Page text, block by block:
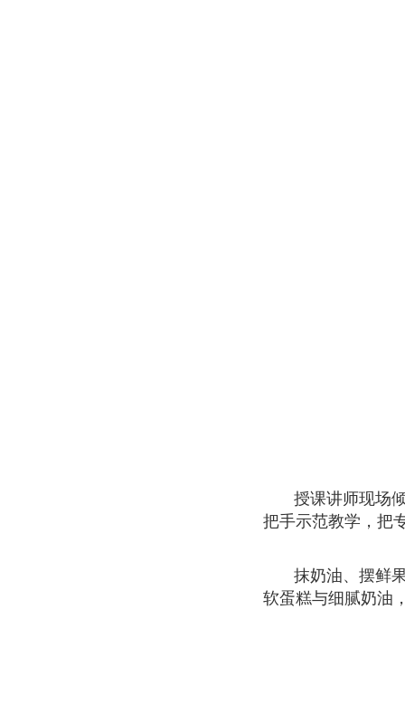
授课讲师现场
把手示范教学，把
抹奶油、摆鲜
软蛋糕与细腻奶油